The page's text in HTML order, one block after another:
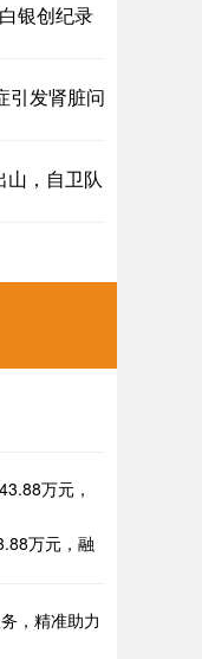
银创纪录
引发肾脏问
山，自卫队
万元，融